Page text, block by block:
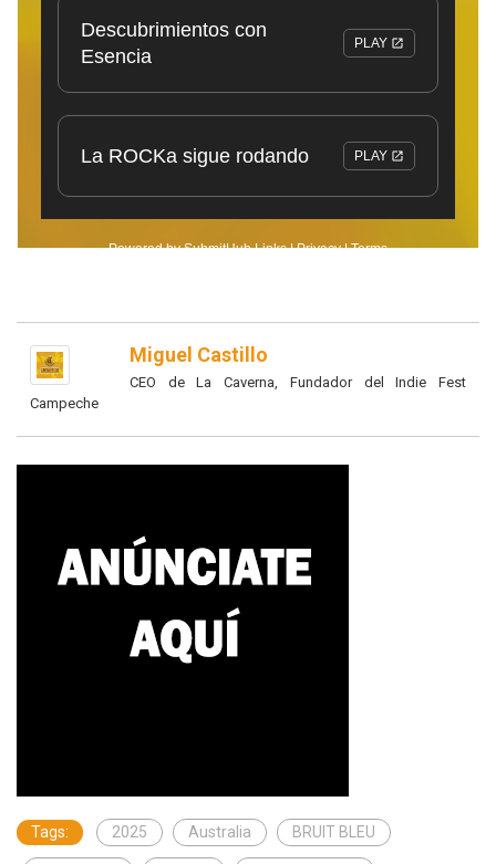
Miguel Castillo
CEO de La Caverna, Fundador del Indie Fest
Campeche
Tags: 2025 Australia BRUIT BLEU